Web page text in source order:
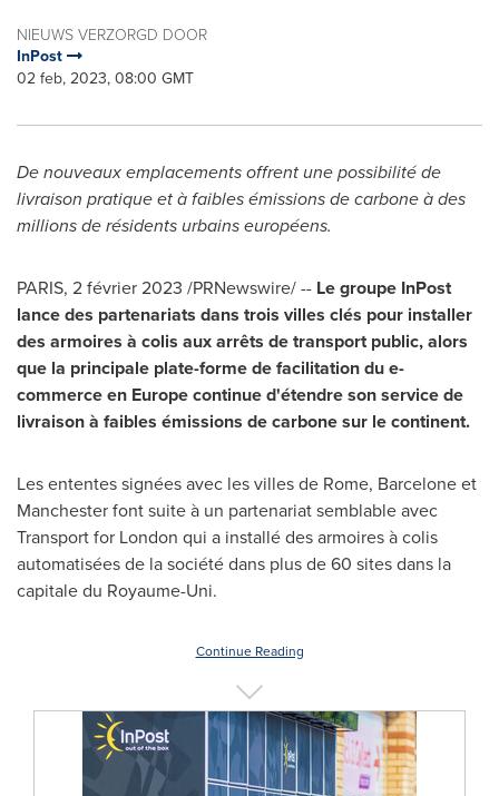
NIEUWS VERZORGD DOOR
InPost
02 feb, 2023, 08:00 GMT
De nouveaux emplacements offrent une possibilité de
livraison pratique et à faibles émissions de carbone à des
millions de résidents urbains européens.
PARIS, 2 février 2023 /PRNewswire/ -- Le groupe InPost
lance des partenariats dans trois villes clés pour installer
des armoires à colis aux arrêts de transport public, alors
que la principale plate-forme de facilitation du e-
commerce en Europecontinue d'étendre son service de
livraison à faibles émissions de carbone sur le continent.
Les ententes signées avec les villes de Rome, Barcelone et
Manchesterfont suite à un partenariat semblable avec
Transport for London qui a installé des armoires à colis
automatisées de la société dans plus de 60 sites dans la
capitale du Royaume-Uni.
Continue Reading